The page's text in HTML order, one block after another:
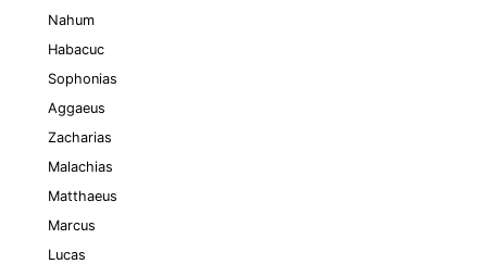
Nahum
Habacuc
Sophonias
Aggaeus
Zacharias
Malachias
Matthaeus
Marcus
Lucas